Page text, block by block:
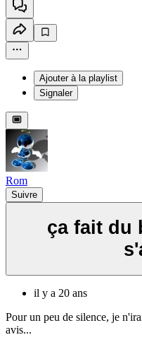
Ajouter à la playlist
Signaler
Rom
Suivre
ça fait du
il y a 20 ans
Pour un peu de silence, je
avis...